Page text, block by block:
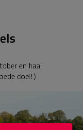
en haal
doel! )